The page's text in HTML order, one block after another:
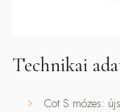
Technikai
Cot S mózes: